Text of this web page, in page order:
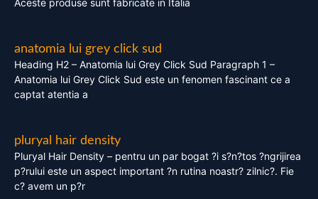
Aceste produse sunt fabricate in Italia
anatomia lui grey click sud
Heading H2 – Anatomia lui Grey Click Sud Paragraph 1 –
Anatomia lui Grey Click Sud este un fenomen fascinant ce a
captat atentia a
pluryal hair density
Pluryal Hair Density – pentru un par bogat ?i s?n?tos ?ngrijirea
p?rului este un aspect important ?n rutina noastr? zilnic?. Fie
c? avem un p?r